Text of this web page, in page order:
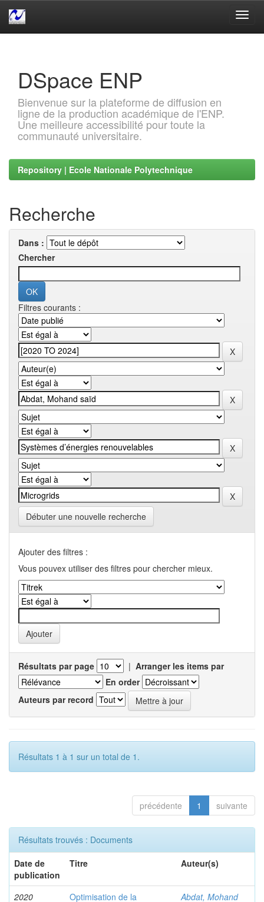
DSpace ENP
Bienvenue sur la plateforme de diffusion en
ligne de la production académique de l'ENP.
Une meilleure accessibilité pour toute la
communauté universitaire.
Repository | Ecole Nationale Polytechnique
Recherche
Dans :
Chercher
Filtres courants :
Débuter une nouvelle recherche
Ajouter des filtres :
Vous pouvex utiliser des filtres pour chercher mieux.
Résultats par page | Arranger les items par
En order
Auteurs par record
Résultats 1 à 1 sur un total de 1.
précédente 1 suivante
Résultats trouvés : Documents
Date de
publication
Titre Auteur(s)
2020
Optimisation de la
Abdat, Mohand